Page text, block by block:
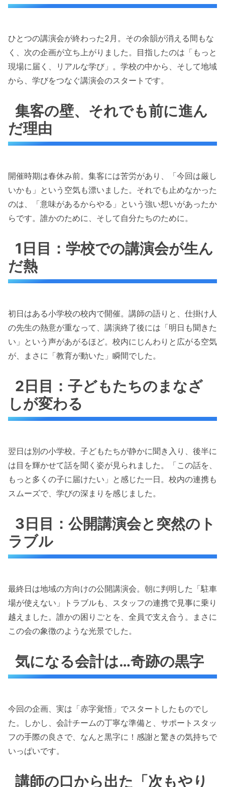
ひとつの講演会が終わった2月。その余韻が消える間もな
く、次の企画が立ち上がりました。目指したのは「もっと
現場に届く、リアルな学び」。学校の中から、そして地域
から、学びをつなぐ講演会のスタートです。
集客の壁、それでも前に進ん
だ理由
開催時期は春休み前。集客には苦労があり、「今回は厳し
いかも」という空気も漂いました。それでも止めなかった
のは、「意味があるからやる」という強い想いがあったか
らです。誰かのために、そして自分たちのために。
1日目：学校での講演会が生ん
だ熱
初日はある小学校の校内で開催。講師の語りと、仕掛け人
の先生の熱意が重なって、講演終了後には「明日も聞きた
い」という声があがるほど。校内にじんわりと広がる空気
が、まさに「教育が動いた」瞬間でした。
2日目：子どもたちのまなざ
しが変わる
翌日は別の小学校。子どもたちが静かに聞き入り、後半に
は目を輝かせて話を聞く姿が見られました。「この話を、
もっと多くの子に届けたい」と感じた一日。校内の連携も
スムーズで、学びの深まりを感じました。
3日目：公開講演会と突然のト
ラブル
最終日は地域の方向けの公開講演会。朝に判明した「駐車
場が使えない」トラブルも、スタッフの連携で見事に乗り
越えました。誰かの困りごとを、全員で支え合う。まさに
この会の象徴のような光景でした。
気になる会計は…奇跡の黒字
今回の企画、実は「赤字覚悟」でスタートしたものでし
た。しかし、会計チームの丁寧な準備と、サポートスタッ
フの手際の良さで、なんと黒字に！感謝と驚きの気持ちで
いっぱいです。
講師の口から出た「次もやり